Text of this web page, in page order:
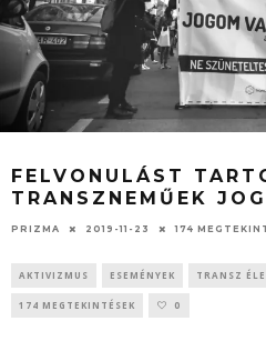
FELVONULÁST
TRANSZNEMŰEK
PRIZMA 2019-11-23 174
AKTIVIZMUS ESEMÉNYEK TRANSZ
174 MEGTEKINTÉSEK 0